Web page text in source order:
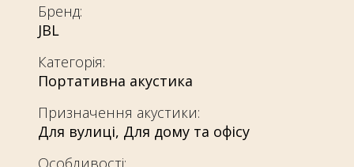
Бренд:
JBL
Категорія:
Портативна акустика
Призначення акустики:
Для вулиці, Для дому та офісу
Особливості: